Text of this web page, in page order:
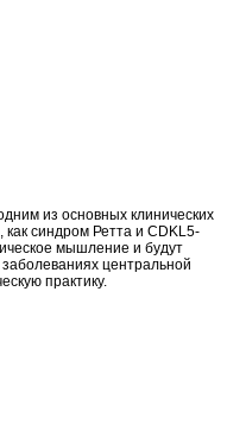
из основных клинических
как синдром Ретта и CDKL5-
мышление и будут
центральной
практику.